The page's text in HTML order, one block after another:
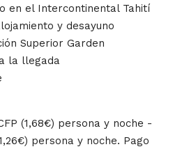
en el Intercontinental Tahití
y desayuno
Superior Garden
la llegada
(1,68€) persona y noche -
persona y noche. Pago